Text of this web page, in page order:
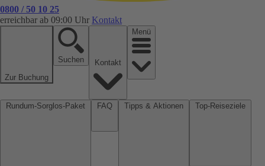
0800 / 50 10 25
erreichbar ab 09:00 Uhr Kontakt
Zur Buchung
Suchen
Menü